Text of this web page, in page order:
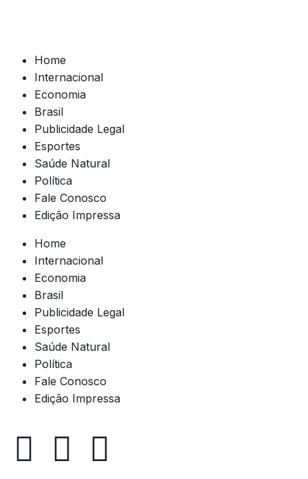
Home
Internacional
Economia
Brasil
Publicidade Legal
Esportes
Saúde Natural
Política
Fale Conosco
Edição Impressa
Home
Internacional
Economia
Brasil
Publicidade Legal
Esportes
Saúde Natural
Política
Fale Conosco
Edição Impressa